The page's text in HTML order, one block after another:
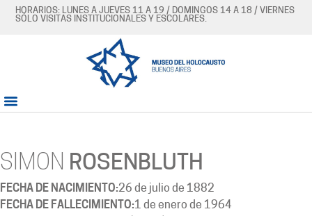
HORARIOS: LUNES A JUEVES 11 A 19 / DOMINGOS 14 A 18 / VIERNES
SÓLO VISITAS INSTITUCIONALES Y ESCOLARES.
SIMON ROSENBLUTH
FECHA DE NACIMIENTO:26 de julio de 1882
FECHA DE FALLECIMIENTO:1 de enero de 1964